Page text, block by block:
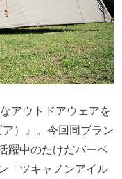
アウトドアウェアを
）』。今回同ブラン
躍中のたけだバーベ
「ツキャノンアイル